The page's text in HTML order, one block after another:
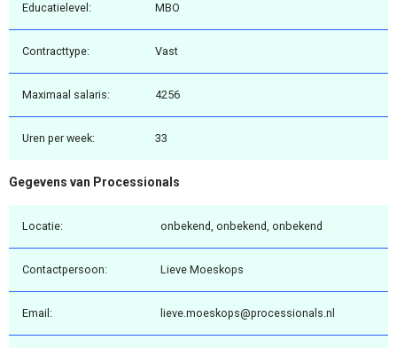
Educatielevel: MBO
Contracttype: Vast
Maximaal salaris: 4256
Uren per week: 33
Gegevens van Processionals
Locatie: onbekend, onbekend, onbekend
Contactpersoon: Lieve Moeskops
Email: lieve.moeskops@processionals.nl